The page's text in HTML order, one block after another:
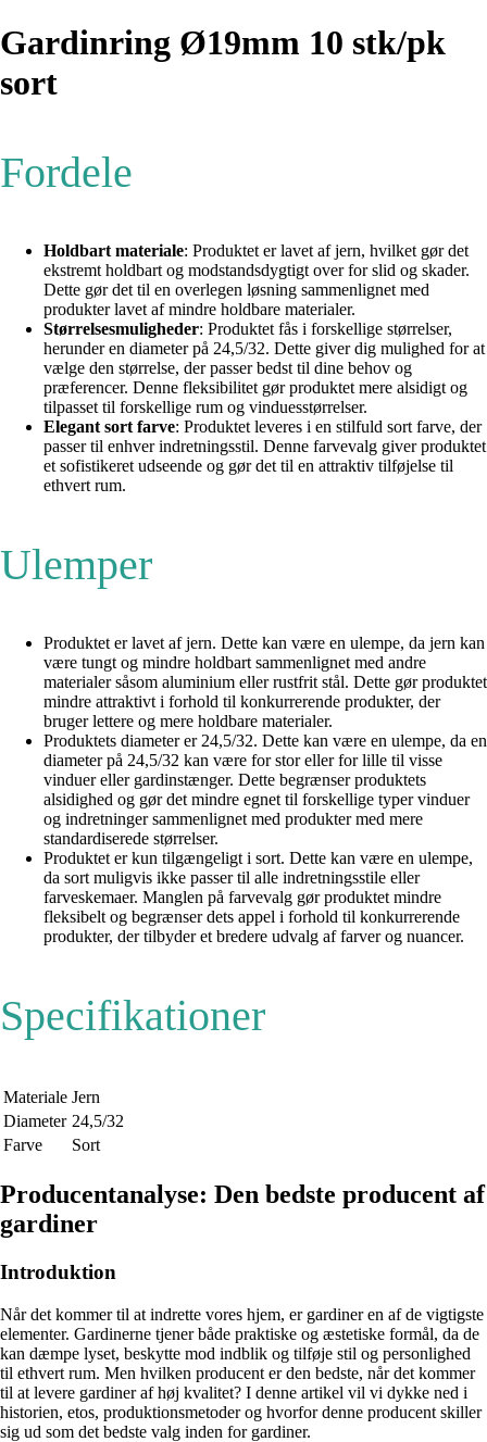
Gardinring Ø19mm 10 stk/pk
sort
Fordele
Holdbart materiale: Produktet er lavet af jern, hvilket gør det
ekstremt holdbart og modstandsdygtigt over for slid og skader.
Dette gør det til en overlegen løsning sammenlignet med
produkter lavet af mindre holdbare materialer.
Størrelsesmuligheder: Produktet fås i forskellige størrelser,
herunder en diameter på 24,5/32. Dette giver dig mulighed for at
vælge den størrelse, der passer bedst til dine behov og
præferencer. Denne fleksibilitet gør produktet mere alsidigt og
tilpasset til forskellige rum og vinduesstørrelser.
Elegant sort farve: Produktet leveres i en stilfuld sort farve, der
passer til enhver indretningsstil. Denne farvevalg giver produktet
et sofistikeret udseende og gør det til en attraktiv tilføjelse til
ethvert rum.
Ulemper
Produktet er lavet af jern. Dette kan være en ulempe, da jern kan
være tungt og mindre holdbart sammenlignet med andre
materialer såsom aluminium eller rustfrit stål. Dette gør produktet
mindre attraktivt i forhold til konkurrerende produkter, der
bruger lettere og mere holdbare materialer.
Produktets diameter er 24,5/32. Dette kan være en ulempe, da en
diameter på 24,5/32 kan være for stor eller for lille til visse
vinduer eller gardinstænger. Dette begrænser produktets
alsidighed og gør det mindre egnet til forskellige typer vinduer
og indretninger sammenlignet med produkter med mere
standardiserede størrelser.
Produktet er kun tilgængeligt i sort. Dette kan være en ulempe,
da sort muligvis ikke passer til alle indretningsstile eller
farveskemaer. Manglen på farvevalg gør produktet mindre
fleksibelt og begrænser dets appel i forhold til konkurrerende
produkter, der tilbyder et bredere udvalg af farver og nuancer.
Specifikationer
Materiale Jern
Diameter 24,5/32
Farve
Sort
Producentanalyse: Den bedste producent af
gardiner
Introduktion
Når det kommer til at indrette vores hjem, er gardiner en af de vigtigste
elementer. Gardinerne tjener både praktiske og æstetiske formål, da de
kan dæmpe lyset, beskytte mod indblik og tilføje stil og personlighed
til ethvert rum. Men hvilken producent er den bedste, når det kommer
til at levere gardiner af høj kvalitet? I denne artikel vil vi dykke ned i
historien, etos, produktionsmetoder og hvorfor denne producent skiller
sig ud som det bedste valg inden for gardiner.